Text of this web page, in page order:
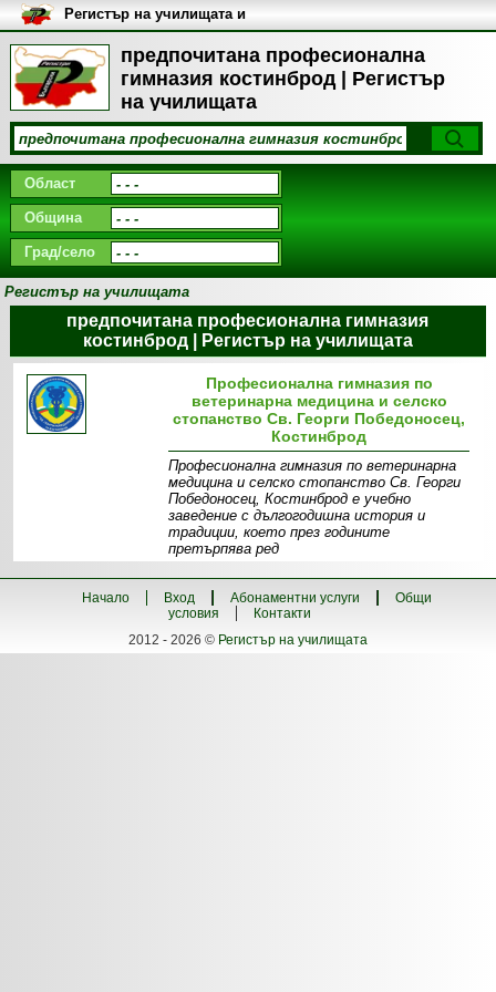
предпочитана професионална
гимназия костинброд | Регистър
на училищата
Регистър на училищата и
университетите в България
Област
Община
Град/село
Регистър на училищата
предпочитана професионална гимназия
костинброд | Регистър на училищата
Професионална гимназия по
ветеринарна медицина и селско
стопанство Св. Георги Победоносец,
Костинброд
Професионална гимназия по ветеринарна
медицина и селско стопанство Св. Георги
Победоносец, Костинброд е учебно
заведение с дългогодишна история и
традиции, което през годините
претърпява ред
Начало Вход Абонаментни услуги
Общи
условия
Контакти
2012 - 2026 © Регистър на училищата